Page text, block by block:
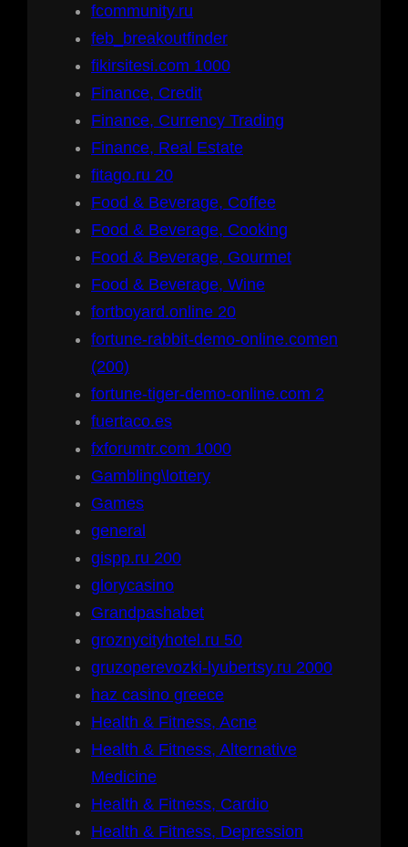
fcommunity.ru
feb_breakoutfinder
fikirsitesi.com 1000
Finance, Credit
Finance, Currency Trading
Finance, Real Estate
fitago.ru 20
Food & Beverage, Coffee
Food & Beverage, Cooking
Food & Beverage, Gourmet
Food & Beverage, Wine
fortboyard.online 20
fortune-rabbit-demo-online.comen
(200)
fortune-tiger-demo-online.com 2
fuertaco.es
fxforumtr.com 1000
Gambling\lottery
Games
general
gispp.ru 200
glorycasino
Grandpashabet
groznycityhotel.ru 50
gruzoperevozki-lyubertsy.ru 2000
haz casino greece
Health & Fitness, Acne
Health & Fitness, Alternative
Medicine
Health & Fitness, Cardio
Health & Fitness, Depression